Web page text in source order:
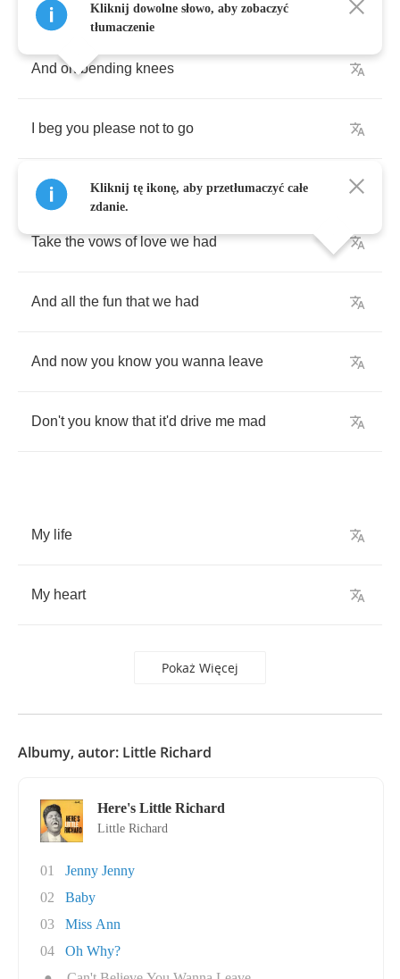
When you know it'd hurt me so
And on bending knees
beg you please not to go
Take the vows of love we had
And all the fun that we had
And now you know you wanna leave
Don't you know that it'd drive me mad
My life
My heart
Pokaż Więcej
Kliknij dowolne słowo, aby zobaczyć
tłumaczenie
Kliknij tę ikonę, aby przetłumaczyć całe
zdanie.
Albumy, autor: Little Richard
Here's Little Richard
Little Richard
01
Jenny Jenny
02
Baby
03
Miss Ann
04
Oh Why?